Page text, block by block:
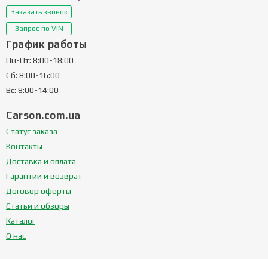
Заказать звонок
Запрос по VIN
График работы
Пн-Пт: 8:00-18:00
Сб: 8:00-16:00
Вс: 8:00-14:00
Carson.com.ua
Статус заказа
Контакты
Доставка и оплата
Гарантии и возврат
Договор оферты
Статьи и обзоры
Каталог
О нас